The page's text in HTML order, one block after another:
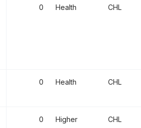
0 Health CHL
0 Health CHL
0
Higher
CHL